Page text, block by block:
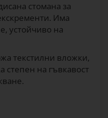
стомана за
Има
устойчиво на
текстилни вложки,
степен на гъвкавост